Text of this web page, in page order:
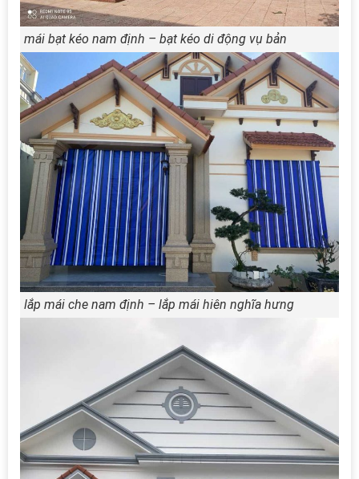
mái bạt kéo nam định – bạt kéo di động vụ bản
lắp mái che nam định – lắp mái hiên nghĩa hưng